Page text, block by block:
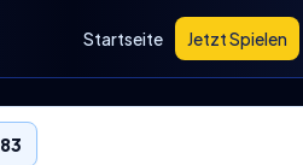
Startseite Jetzt Spielen